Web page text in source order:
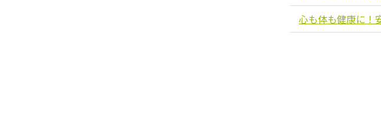
心も体も健康に！